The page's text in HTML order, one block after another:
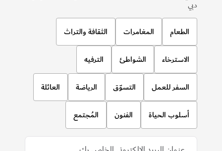
المغامرات الثقافة والتراث
الاسترخاء الشواطئ الترفيه
السفر للعمل التسوّق الرياضة العائلة
أسلوب الحياة الفنون المُجتمع